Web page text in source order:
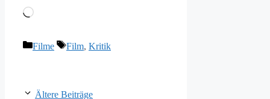
Wird
Kategorien
Filme Schlagwörter
Film, Kritik
Ältere Beiträge